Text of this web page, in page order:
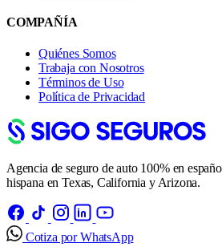
COMPAÑÍA
Quiénes Somos
Trabaja con Nosotros
Términos de Uso
Política de Privacidad
Agencia de seguro de auto 100% en
hispana en Texas, California y Arizona.
Cotiza por WhatsApp